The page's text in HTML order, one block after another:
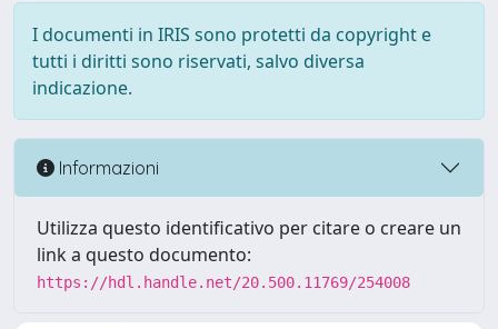
I documenti in IRIS sono protetti da copyright e
tutti i diritti sono riservati, salvo diversa
indicazione.
Informazioni
Utilizza questo identificativo per citare o creare un
link a questo documento:
https://hdl.handle.net/20.500.11769/254008